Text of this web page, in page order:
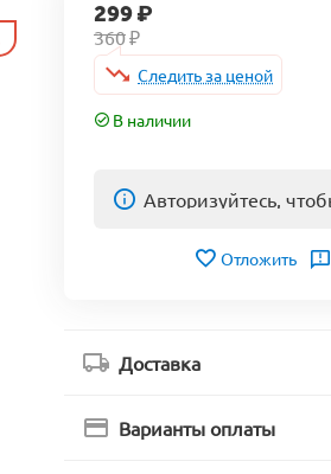
299₽
360₽
Следить за ценой
В наличии
Авторизуйтесь,
Отложить
Доставка
Варианты оплаты